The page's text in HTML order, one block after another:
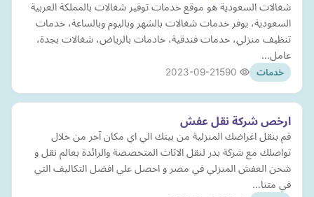
شغالات السعودية هو موقع خدمات توفير شغالات بالمملكة العربية
السعودية، يوفر خدمات شغالات بالشهر وباليوم وبالساعة، خدمات
تنظيف منزلي، خدمات فندقية، خادمات بالرياض، شغالات بجدة،
عامل…
خدمات 2023-09-21
ارخص شركة نقل عفش
قم بنقل اغراضك المنزلية من بيتك الي اي مكان آخر من خلال
تواصلك مع شركة بدر لنقل الاثاث المتخصصة والرائدة بعالم نقل و
شحن العفش المنزلي في مصر و احصل علي افضل التكاليف التي
في متنا…